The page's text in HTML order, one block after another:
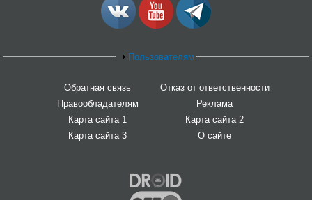
Пользователям
Обратная связь
Отказ от ответственности
Правообладателям
Реклама
Карта сайта 1
Карта сайта 2
Карта сайта 3
О сайте